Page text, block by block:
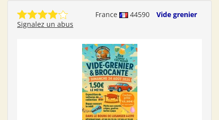
France 44590
Vide grenier
Signalez un abus